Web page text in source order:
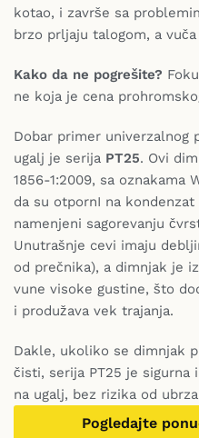
kotao, i završe sa
brzo prljaju talogom, a
Kako da ne pogrešite?
ne koja je cena
Dobar primer univerzalnog
ugalj je serija PT25. Ovi
1856-1:2009, sa oznakama
da su otpornI na
namenjeni sagorevanju
Unutrašnje cevi imaju
od prečnika), a dimnjak je
vune visoke gustine, što
i produžava vek trajanja.
Dakle, ukoliko se dimnjak
čisti, serija PT25 je sigurna
na ugalj, bez rizika od
Pogledajte